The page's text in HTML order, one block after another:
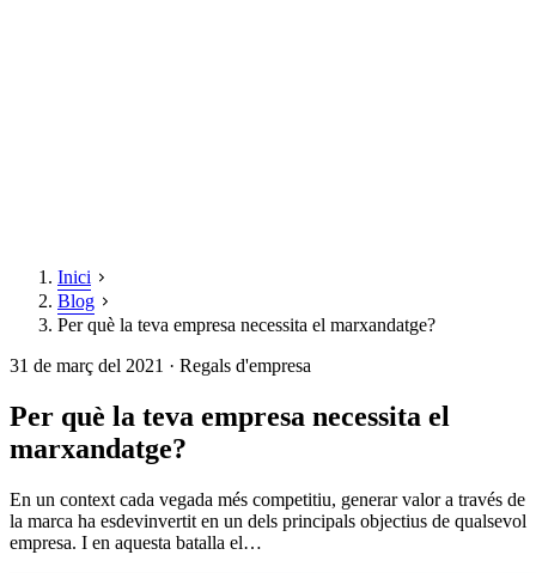
Inici
Blog
Per què la teva empresa necessita el marxandatge?
31 de març del 2021 · Regals d'empresa
Per què la teva empresa necessita el
marxandatge?
En un context cada vegada més competitiu, generar valor a través de
la marca ha esdevinvertit en un dels principals objectius de qualsevol
empresa. I en aquesta batalla el…